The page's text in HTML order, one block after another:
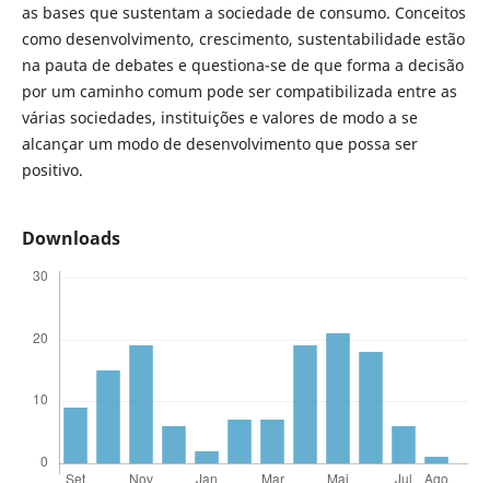
as bases que sustentam a sociedade de consumo. Conceitos
como desenvolvimento, crescimento, sustentabilidade estão
na pauta de debates e questiona-se de que forma a decisão
por um caminho comum pode ser compatibilizada entre as
várias sociedades, instituições e valores de modo a se
alcançar um modo de desenvolvimento que possa ser
positivo.
Downloads